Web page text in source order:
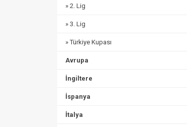
» 2. Lig
» 3. Lig
» Türkiye Kupası
Avrupa
İngiltere
İspanya
İtalya